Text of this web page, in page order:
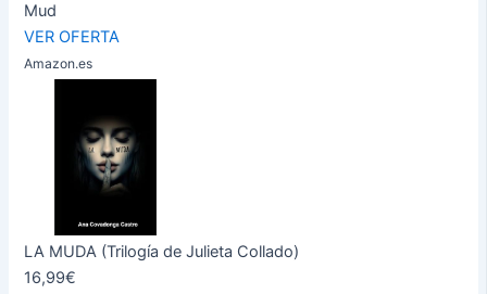
Mud
VER OFERTA
Amazon.es
LA MUDA (Trilogía de Julieta Collado)
16,99€